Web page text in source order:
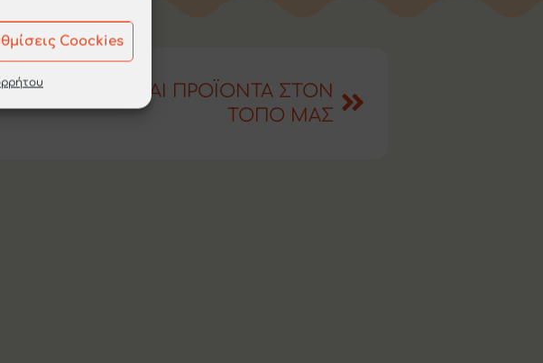
Coockies
ΚΑΙ ΠΡΟΪΟΝΤΑ ΣΤΟΝ
ΤΟΠΟ ΜΑΣ